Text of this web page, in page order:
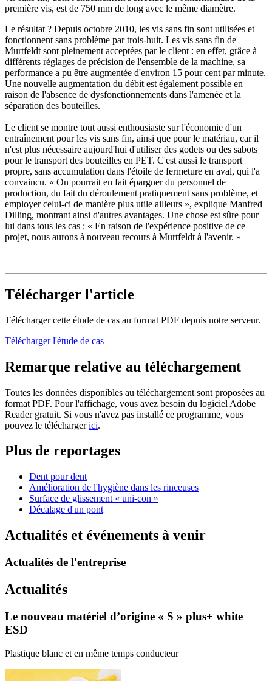
première vis, est de 750 mm de long avec le même diamètre.
Le résultat ? Depuis octobre 2010, les vis sans fin sont utilisées et
fonctionnent sans problème par trois-huit. Les vis sans fin de
Murtfeldt sont pleinement acceptées par le client : en effet, grâce à
différents réglages de précision de l'ensemble de la machine, sa
performance a pu être augmentée d'environ 15 pour cent par minute.
Une nouvelle augmentation du débit est également possible en
raison de l'absence de dysfonctionnements dans l'amenée et la
séparation des bouteilles.
Le client se montre tout aussi enthousiaste sur l'économie d'un
entraînement pour les vis sans fin, ainsi que pour le matériau, car il
n'est plus nécessaire aujourd'hui d'utiliser des godets ou des sabots
pour le transport des bouteilles en PET. C'est aussi le transport
propre, sans accumulation dans l'étoile de fermeture en aval, qui l'a
convaincu. « On pourrait en fait épargner du personnel de
production, du fait du déroulement pratiquement sans problème, et
employer celui-ci de manière plus utile ailleurs », explique Manfred
Dilling, montrant ainsi d'autres avantages. Une chose est sûre pour
lui dans tous les cas : « En raison de l'expérience positive de ce
projet, nous aurons à nouveau recours à Murtfeldt à l'avenir. »
Télécharger l'article
Télécharger cette étude de cas au format PDF depuis notre serveur.
Télécharger l'étude de cas
Remarque relative au téléchargement
Toutes les données disponibles au téléchargement sont proposées au
format PDF. Pour l'affichage, vous avez besoin du logiciel Adobe
Reader gratuit. Si vous n'avez pas installé ce programme, vous
pouvez le téléchargerici.
Plus de reportages
Dent pour dent
Amélioration de l'hygiène dans les rinceuses
Surface de glissement « uni-con »
Décalage d'un pont
Actualités et événements à venir
Actualités de l'entreprise
Actualités
Le nouveau matériel d’origine « S » plus+ white
ESD
Plastique blanc et en même temps conducteur